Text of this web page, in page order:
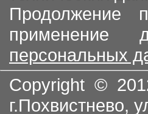
Продолжение
применение
персональных
Copyright ©
г.Похвистнево,